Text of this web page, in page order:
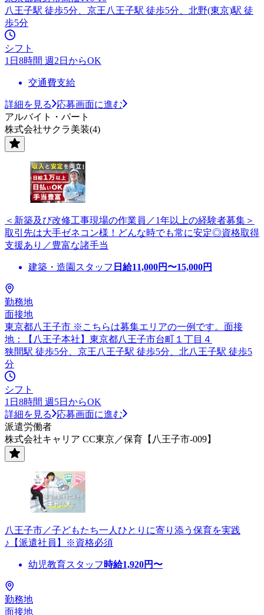
八王子駅 徒歩5分、京王八王子駅 徒歩5分、北野(東京)駅 徒
歩5分
シフト
1日8時間 週2日からOK
交通費支給
詳細を見る
応募画面に進む
アルバイト・パート
株式会社サクラ美装(4)
＜新築及び改修工事現場の作業員／1年以上の経験者募集＞
取引先は大手ゼネコン様！どんな時でも常に安定◎資格取得
支援あり／豊富な諸手当
建築・造園スタッフ 日給11,000円〜15,000円
勤務地
面接地
東京都八王子市 ※こちらは募集エリアの一例です。面接
地：【八王子本社】東京都八王子市台町１丁目４
狭間駅 徒歩5分、京王八王子駅 徒歩5分、北八王子駅 徒歩5
分
シフト
1日8時間 週5日からOK
詳細を見る
応募画面に進む
派遣労働者
株式会社キャリア CC東京／保育【八王子市-009】
八王子市／子どもたち一人ひとりに寄り添う保育を実践
♪【派遣社員】※資格必須
幼児教育スタッフ 時給1,920円〜
勤務地
面接地